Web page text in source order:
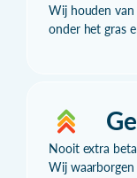
Wij houden van
onder het gras
Nooit extra
Wij waarborgen